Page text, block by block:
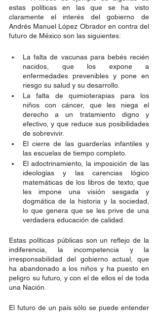
estas políticas en las que se ha visto
claramente el interés del gobierno de
Andrés Manuel López Obrador en contra del
futuro de México son las siguientes:
La falta de vacunas para bebés recién
nacidos, que los expone a
enfermedades prevenibles y pone en
riesgo su salud y su desarrollo.
La falta de quimioterapias para los
niños con cáncer, que les niega el
derecho a un tratamiento digno y
efectivo, y que reduce sus posibilidades
de sobrevivir.
El cierre de las guarderías infantiles y
las escuelas de tiempo completo.
El adoctrinamiento, la imposición de las
ideologías y las carencias lógico
matemáticas de los libros de texto, que
les impone una visión sesgada y
dogmática de la historia y la sociedad,
lo que genera que se les prive de una
verdadera educación de calidad.
Estas políticas públicas son un reflejo de la
indiferencia, la incompetencia y la
irresponsabilidad del gobierno actual, que
ha abandonado a los niños y ha puesto en
peligro su futuro, y con el de ellos el de toda
una Nación.
El futuro de un país sólo se puede entender